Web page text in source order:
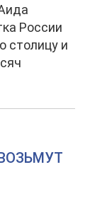
России
столицу и